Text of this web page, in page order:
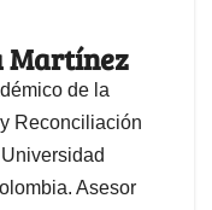
Martínez
de la
Reconciliación
Asesor